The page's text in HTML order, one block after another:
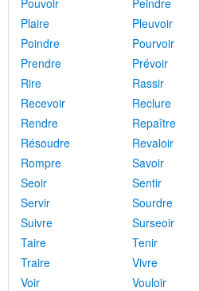
Pouvoir
Peindre
Plaire
Pleuvoir
Poindre
Pourvoir
Prendre
Prévoir
Rire
Rassir
Recevoir
Reclure
Rendre
Repaître
Résoudre
Revaloir
Rompre
Savoir
Seoir
Sentir
Servir
Sourdre
Suivre
Surseoir
Taire
Tenir
Traire
Vivre
Voir
Vouloir